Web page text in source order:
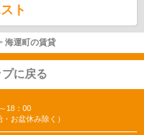
ト
海運町の賃貸
に戻る
18：00
お盆休み除く）